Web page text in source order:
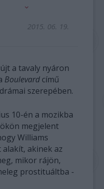
2015. 06. 19.
a tavaly nyáron
Boulevardcímű
szerepében.
10-én a mozikba
megjelent
Williams
akinek az
mikor rájön,
prostituáltba -